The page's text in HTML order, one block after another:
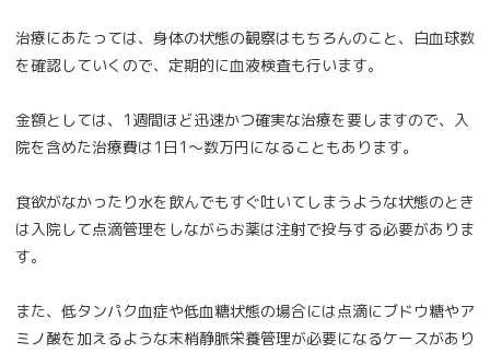
治療にあたっては、身体の状態の観察はもちろんのこと、白血球数
を確認していくので、定期的に血液検査も行います。
金額としては、1週間ほど迅速かつ確実な治療を要しますので、入
院を含めた治療費は1日1～数万円になることもあります。
食欲がなかったり水を飲んでもすぐ吐いてしまうような状態のとき
は入院して点滴管理をしながらお薬は注射で投与する必要がありま
す。
また、低タンパク血症や低血糖状態の場合には点滴にブドウ糖やア
ミノ酸を加えるような末梢静脈栄養管理が必要になるケースがあり